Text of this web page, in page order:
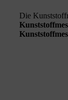
Die